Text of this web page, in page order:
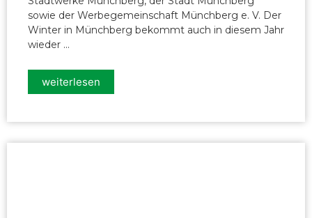
sowie der Werbegemeinschaft Münchberg e. V. Der
Winter in Münchberg bekommt auch in diesem Jahr
wieder ...
weiterlesen